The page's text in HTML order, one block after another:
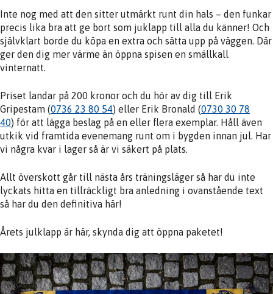
Inte nog med att den sitter utmärkt runt din hals – den funkar
precis lika bra att ge bort som juklapp till alla du känner! Och
självklart borde du köpa en extra och sätta upp på väggen. Där
ger den dig mer värme än öppna spisen en smällkall
vinternatt.
Priset landar på 200 kronor och du hör av dig till Erik
Gripestam (0736 23 80 54) eller Erik Bronald (0730 30 78
40) för att lägga beslag på en eller flera exemplar. Håll även
utkik vid framtida evenemang runt om i bygden innan jul. Har
vi några kvar i lager så är vi säkert på plats.
Allt överskott går till nästa års träningsläger så har du inte
lyckats hitta en tillräckligt bra anledning i ovanstående text
så har du den definitiva här!
Årets julklapp är här, skynda dig att öppna paketet!